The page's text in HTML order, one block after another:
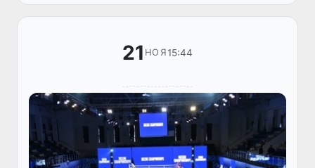
бора дафтари матбуоти боғи...
21 НОЯ15:44